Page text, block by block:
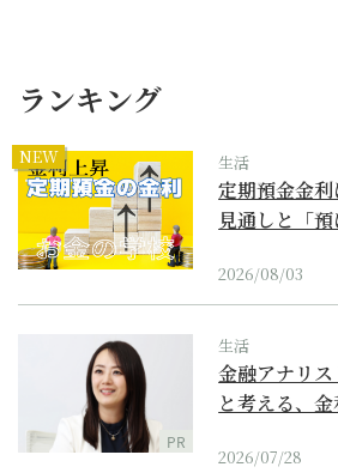
ランキング
NEW 生活
定期預金金
見通しと「
2026/08/03
PR
生活
金融アナリ
と考える、
2026/07/28